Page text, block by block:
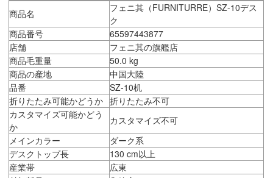
商品名
フェニ其（FURNITURRE）SZ-10デス
ク
商品番号
65597443877
店舗
フェニ其の旗艦店
商品毛重量
50.0 kg
商品の産地
中国大陸
品番
SZ-10机
折りたたみ可能かどうか 折りたたみ不可
カスタマイズ可能かどう
か
カスタマイズ不可
メインカラー
ダーク系
デスクトップ長
130 cm以上
産業帯
広東